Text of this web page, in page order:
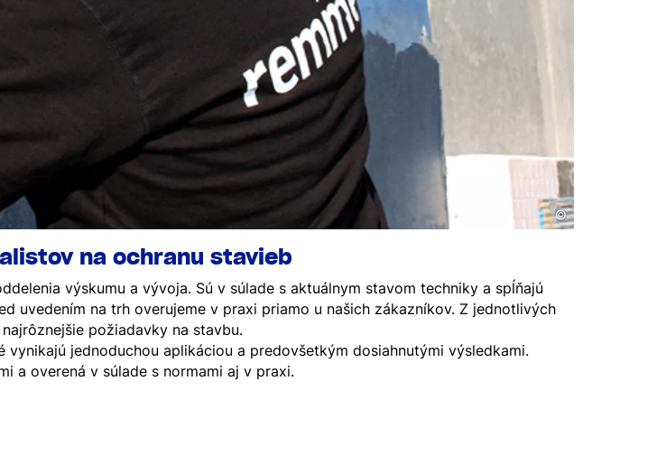
na ochranu stavieb
výskumu a vývoja. Sú v súlade s aktuálnym stavom techniky a spĺňajú
uvedením na trh overujeme v praxi priamo u našich zákazníkov. Z jednotlivých
požiadavky na stavbu.
jednoduchou aplikáciou a predovšetkým dosiahnutými výsledkami.
a overená v súlade s normami aj v praxi.
©